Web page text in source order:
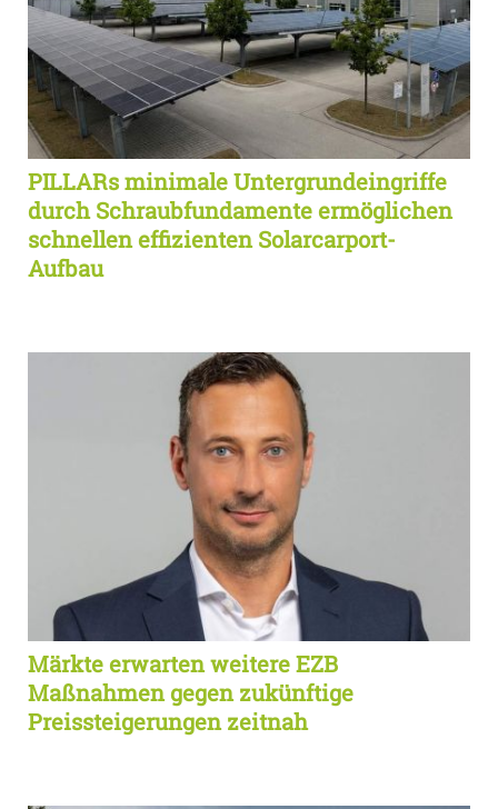
PILLARs minimale Untergrundeingriffe
durch Schraubfundamente ermöglichen
schnellen effizienten Solarcarport-
Aufbau
Märkte erwarten weitere EZB
Maßnahmen gegen zukünftige
Preissteigerungen zeitnah